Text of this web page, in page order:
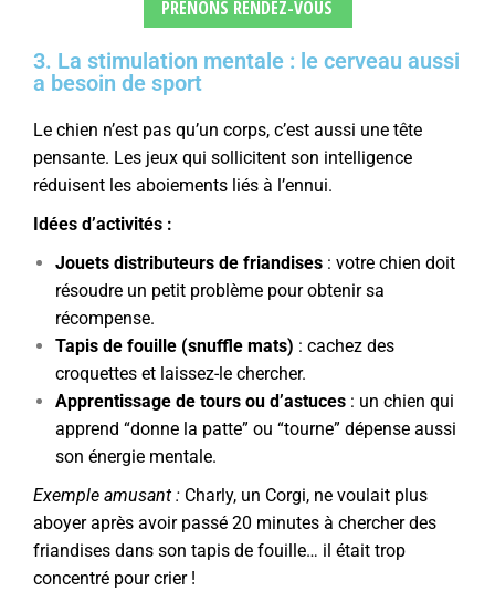
PRENONS RENDEZ-VOUS
3. La stimulation mentale : le cerveau aussi
a besoin de sport
Le chien n’est pas qu’un corps, c’est aussi une tête
pensante. Les jeux qui sollicitent son intelligence
réduisent les aboiements liés à l’ennui.
Idées d’activités :
Jouets distributeurs de friandises : votre chien doit
résoudre un petit problème pour obtenir sa
récompense.
Tapis de fouille (snuffle mats) : cachez des
croquettes et laissez-le chercher.
Apprentissage de tours ou d’astuces : un chien qui
apprend “donne la patte” ou “tourne” dépense aussi
son énergie mentale.
Exemple amusant : Charly, un Corgi, ne voulait plus
aboyer après avoir passé 20 minutes à chercher des
friandises dans son tapis de fouille… il était trop
concentré pour crier !